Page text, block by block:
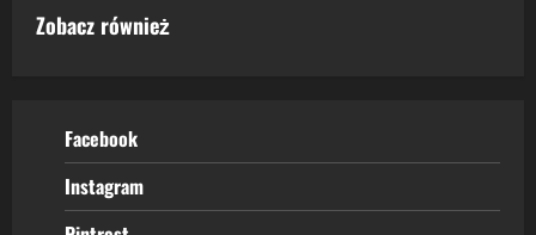
Zobacz również
Facebook
Instagram